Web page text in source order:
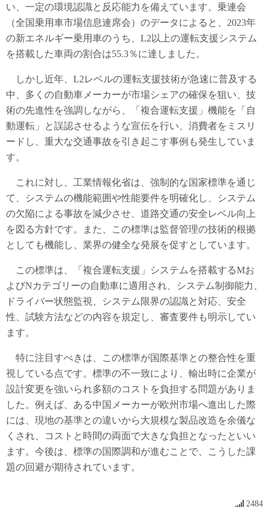
い、一定の環境認識と反応能力を備えています。乗連会
（全国乗用車市場信息連席会）のデータによると、2023年
の新エネルギー乗用車のうち、L2以上の運転支援システム
を搭載した車両の割合は55.3％に達しました。
しかし近年、L2レベルの運転支援技術が急速に普及する
中、多くの自動車メーカーが市場シェアの確保を狙い、技
術の先進性を強調しながら、「複合運転支援」機能を「自
動運転」と誤認させるような宣伝を行い、消費者をミスリ
ードし、重大な交通事故を引き起こす事例も発生していま
す。
これに対し、工業情報化省は、強制的な国家標準を通じ
て、システムの機能範囲や性能要件を明確化し、システム
の欠陥による事故を減少させ、道路交通の安全レベル向上
を図る方針です。また、この標準は監督管理の技術的根拠
としても機能し、業界の健全な発展を促すとしています。
この標準は、「複合運転支援」システムを搭載するMお
よびNカテゴリーの自動車に適用され、システム制御能力、
ドライバー状態監視、システム限界の認識と対応、安全
性、試験方法などの内容を規定し、審査要件も明示してい
ます。
特に注目すべきは、この標準が国際基準との整合性を重
視している点です。標準の不一致により、輸出時に企業が
設計変更を強いられ多額のコストを負担する問題がありま
した。例えば、ある中国メーカーが欧州市場へ進出した際
には、現地の基準との違いから大規模な製品改造を余儀な
くされ、コストと時間の両面で大きな負担となったといい
ます。今後は、標準の国際調和が進むことで、こうした課
題の回避が期待されています。
2484